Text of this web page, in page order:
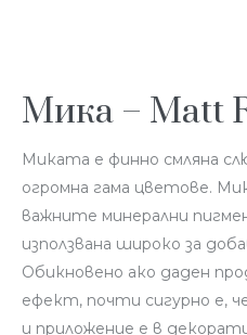
Мика – Matt
Миката е финно смляна
огромна гама цветове.
важните минерални
използвана широко за
Обикновено ако даден
ефект, почти сигурно е,
и приложение е в